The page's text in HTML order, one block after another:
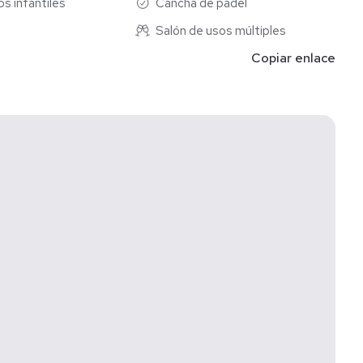
infantiles
Cancha de pádel
Salón de usos múltiples
Copiar enlace